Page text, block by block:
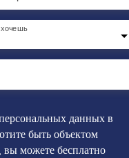
данных в
быть объектом
вы можете бесплатно